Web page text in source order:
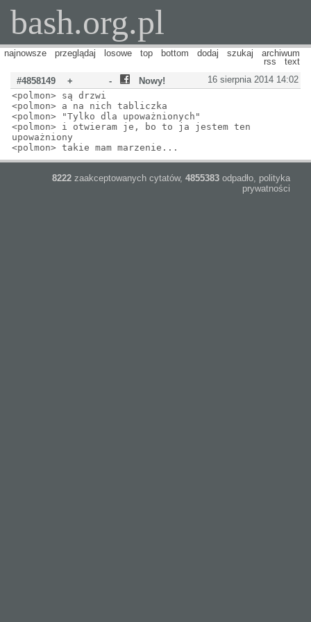
bash.org.pl
najnowsze przeglądaj losowe top bottom dodaj szukaj
archiwum
rss
text
16 sierpnia 2014 14:02
#4858149 + -
Nowy!
<polmon> są drzwi
<polmon> a na nich tabliczka
<polmon> "Tylko dla upoważnionych"
<polmon> i otwieram je, bo to ja jestem ten
upoważniony
<polmon> takie mam marzenie...
8222 zaakceptowanych cytatów, 4855383 odpadło, polityka
prywatności